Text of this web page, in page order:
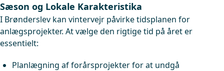
Sæson og Lokale Karakteristika
I Brønderslev kan vintervejr påvirke tidsplanen for
anlægsprojekter. At vælge den rigtige tid på året er
essentielt:
Planlægning af forårsprojekter for at undgå